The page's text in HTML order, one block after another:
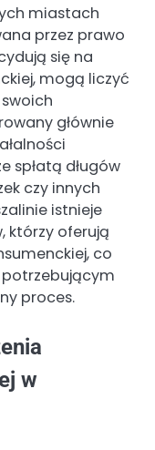
miastach
przez prawo
się na
mogą liczyć
głównie
spłatą długów
czy innych
istnieje
którzy oferują
co
proces.
w